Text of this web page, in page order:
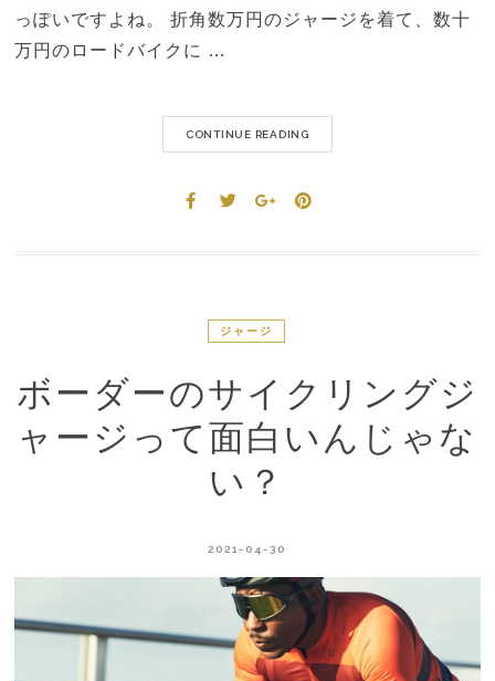
っぽいですよね。 折角数万円のジャージを着て、数十
万円のロードバイクに …
CONTINUE READING
ジャージ
ボーダーのサイクリングジ
ャージって面白いんじゃな
い？
2021-04-30